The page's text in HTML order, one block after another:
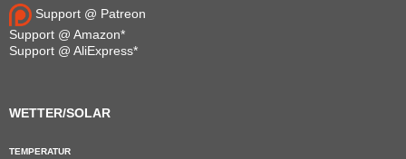
Support @ Patreon
Support @ Amazon*
Support @ AliExpress*
WETTER/SOLAR
TEMPERATUR